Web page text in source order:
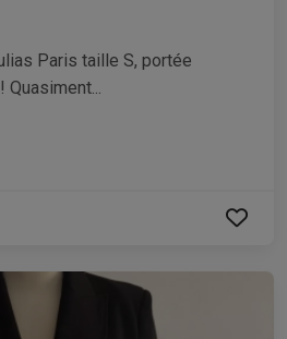
Paris taille S, portée